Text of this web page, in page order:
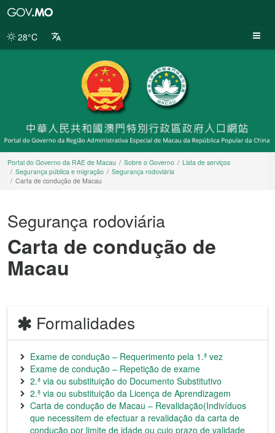
da
28°C
Portal do Governo da RAE de Macau Sobre o Governo
Lista de serviços
Segurança pública e migração
Segurança rodoviária
Carta de condução de Macau
Segurança rodoviária
Carta de condução de
Macau
Formalidades
Exame de condução – Requerimento pela 1.ª vez
Exame de condução – Repetição de exame
2.ª via ou substituição do Documento Substitutivo
2.ª via ou substituição da Licença de Aprendizagem
Carta de condução de Macau – Revalidação(Indivíduos
que necessitem de efectuar a revalidação da carta de
condução por limite de idade ou cujo prazo de validade